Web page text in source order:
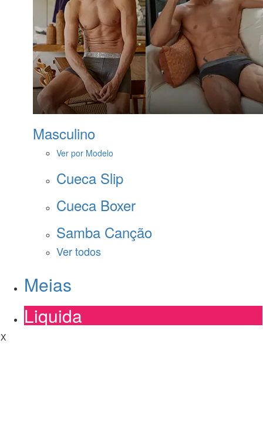
Masculino
Ver por Modelo
Cueca Slip
Cueca Boxer
Samba Canção
Ver todos
Meias
Liquida
X